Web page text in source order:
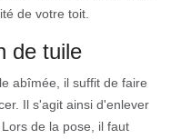
de votre toit.
de tuile
abîmée, il suffit de faire
Il s'agit ainsi d'enlever
de la pose, il faut